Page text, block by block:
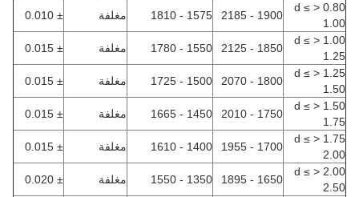
0.80 < d ≤
1.00
1900 - 2185
1575 - 1810 مغلفة
± 0.010
1.00 < d ≤
1.25
1850 - 2125
1550 - 1780 مغلفة
± 0.015
1.25 < d ≤
1.50
1800 - 2070
1500 - 1725 مغلفة
± 0.015
1.50 < d ≤
1.75
1750 - 2010
1450 - 1665 مغلفة
± 0.015
1.75 < d ≤
2.00
1700 - 1955
1400 - 1610 مغلفة
± 0.015
2.00 < d ≤
2.50
1650 - 1895
1350 - 1550 مغلفة
± 0.020